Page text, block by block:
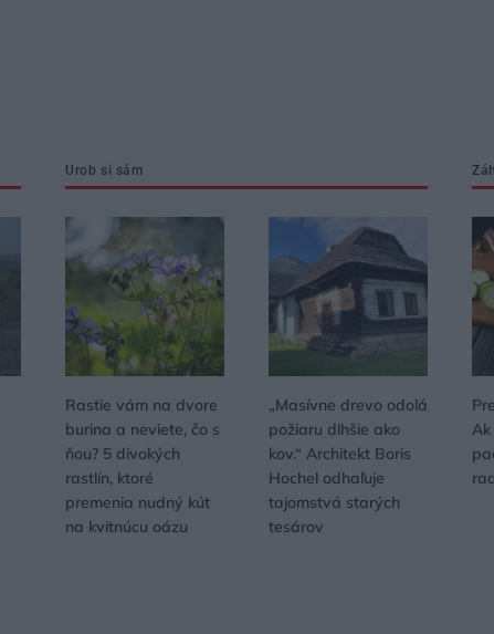
Urob si sám
Rastie vám na dvore
burina a neviete, čo s
ňou? 5 divokých
rastlín, ktoré
premenia nudný kút
na kvitnúcu oázu
„Masívne drevo odolá
požiaru dlhšie ako
kov.“ Architekt Boris
Hochel odhaľuje
tajomstvá starých
tesárov